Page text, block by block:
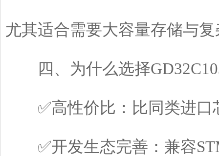
尤其适合需要大容量存储与
四、为什么选择
✅高性价比：比同类进口
✅开发生态完善：兼容